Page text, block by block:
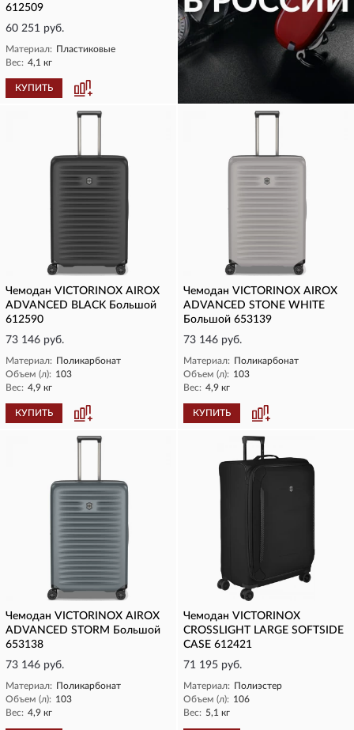
612509
60 251 руб.
Материал: Пластиковые
Вес: 4,1 кг
КУПИТЬ
Чемодан VICTORINOX AIROX
ADVANCED BLACK Большой
612590
73 146 руб.
Материал: Поликарбонат
Объем (л): 103
Вес: 4,9 кг
КУПИТЬ
Чемодан VICTORINOX AIROX
ADVANCED STONE WHITE
Большой 653139
73 146 руб.
Материал: Поликарбонат
Объем (л): 103
Вес: 4,9 кг
КУПИТЬ
Чемодан VICTORINOX AIROX
ADVANCED STORM Большой
653138
73 146 руб.
Материал: Поликарбонат
Объем (л): 103
Вес: 4,9 кг
Чемодан VICTORINOX
CROSSLIGHT LARGE SOFTSIDE
CASE 612421
71 195 руб.
Материал: Полиэстер
Объем (л): 106
Вес: 5,1 кг